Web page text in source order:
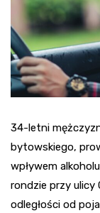
34-letni
bytowskiego,
wpływem
rondzie przy ulicy
odległości od